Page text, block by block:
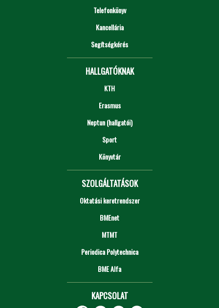
Telefonkönyv
Kancellária
Segítségkérés
HALLGATÓKNAK
KTH
Erasmus
Neptun (hallgatói)
Sport
Könyvtár
SZOLGÁLTATÁSOK
Oktatási keretrendszer
BMEnet
MTMT
Periodica Polytechnica
BME Alfa
KAPCSOLAT